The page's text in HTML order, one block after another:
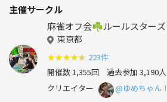
主催サークル
麻雀オフ会☘️ルールスターズ
東京都
★★★★★ 223件
開催数 1,355回 過去参加 3,190人
クリエイター
@ゆめちゃん！